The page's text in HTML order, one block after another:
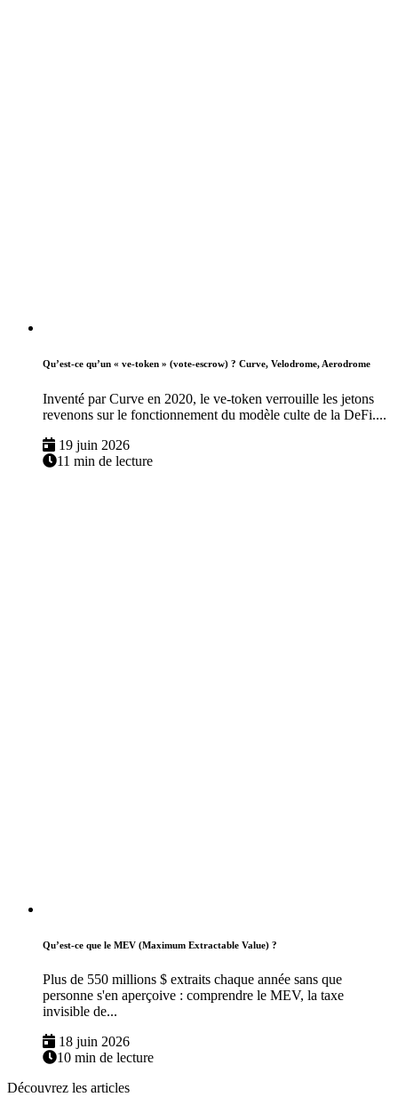
Qu’est-ce qu’un « ve-token » (vote-escrow) ? Curve, Velodrome, Aerodrome
Inventé par Curve en 2020, le ve-token verrouille les jetons
revenons sur le fonctionnement du modèle culte de la DeFi....
19 juin 2026
11 min de lecture
Qu’est-ce que le MEV (Maximum Extractable Value) ?
Plus de 550 millions $ extraits chaque année sans que
personne s'en aperçoive : comprendre le MEV, la taxe
invisible de...
18 juin 2026
10 min de lecture
Découvrez les articles